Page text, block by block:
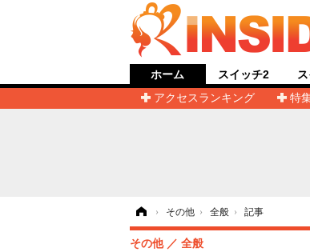
ホーム
アクセスランキング
特
スイッチ2
› その他 › 全般 › 記事
その他 全般